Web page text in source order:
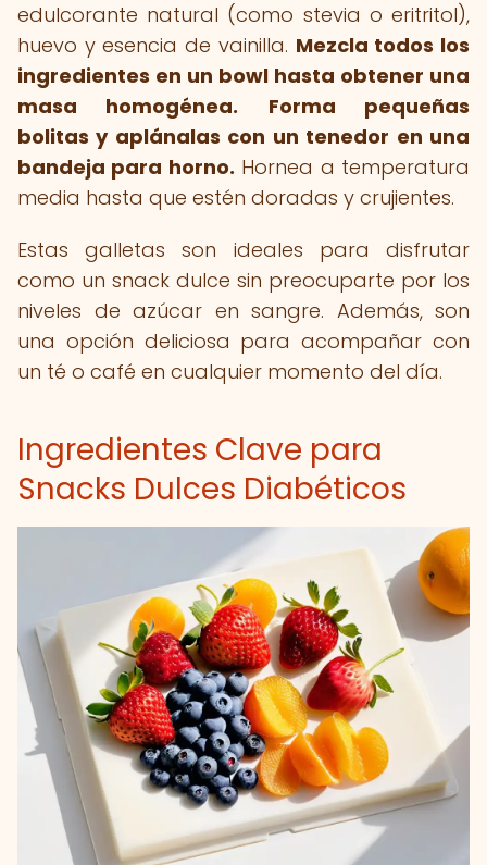
edulcorante natural (como stevia o eritritol),
huevo y esencia de vainilla. Mezcla todos los
ingredientes en un bowl hasta obtener una
masa homogénea.
Forma pequeñas
bolitas y aplánalas con un tenedor en una
bandeja para horno. Hornea a temperatura
media hasta que estén doradas y crujientes.
Estas galletas son ideales para disfrutar
como un snack dulce sin preocuparte por los
niveles de azúcar en sangre. Además, son
una opción deliciosa para acompañar con
un té o café en cualquier momento del día.
Ingredientes Clave para
Snacks Dulces Diabéticos